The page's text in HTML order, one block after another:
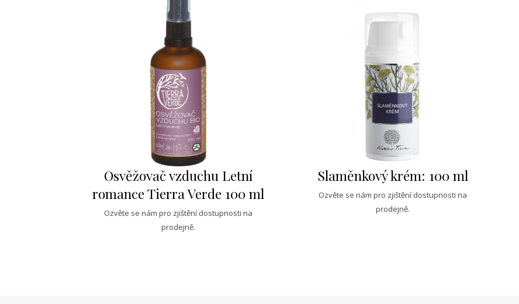
Osvěžovač vzduchu Letní
romance Tierra Verde 100 ml
Ozvěte se nám pro zjištění dostupnosti na
prodejně.
Slaměnkový krém: 100 ml
Ozvěte se nám pro zjištění dostupnosti na
prodejně.